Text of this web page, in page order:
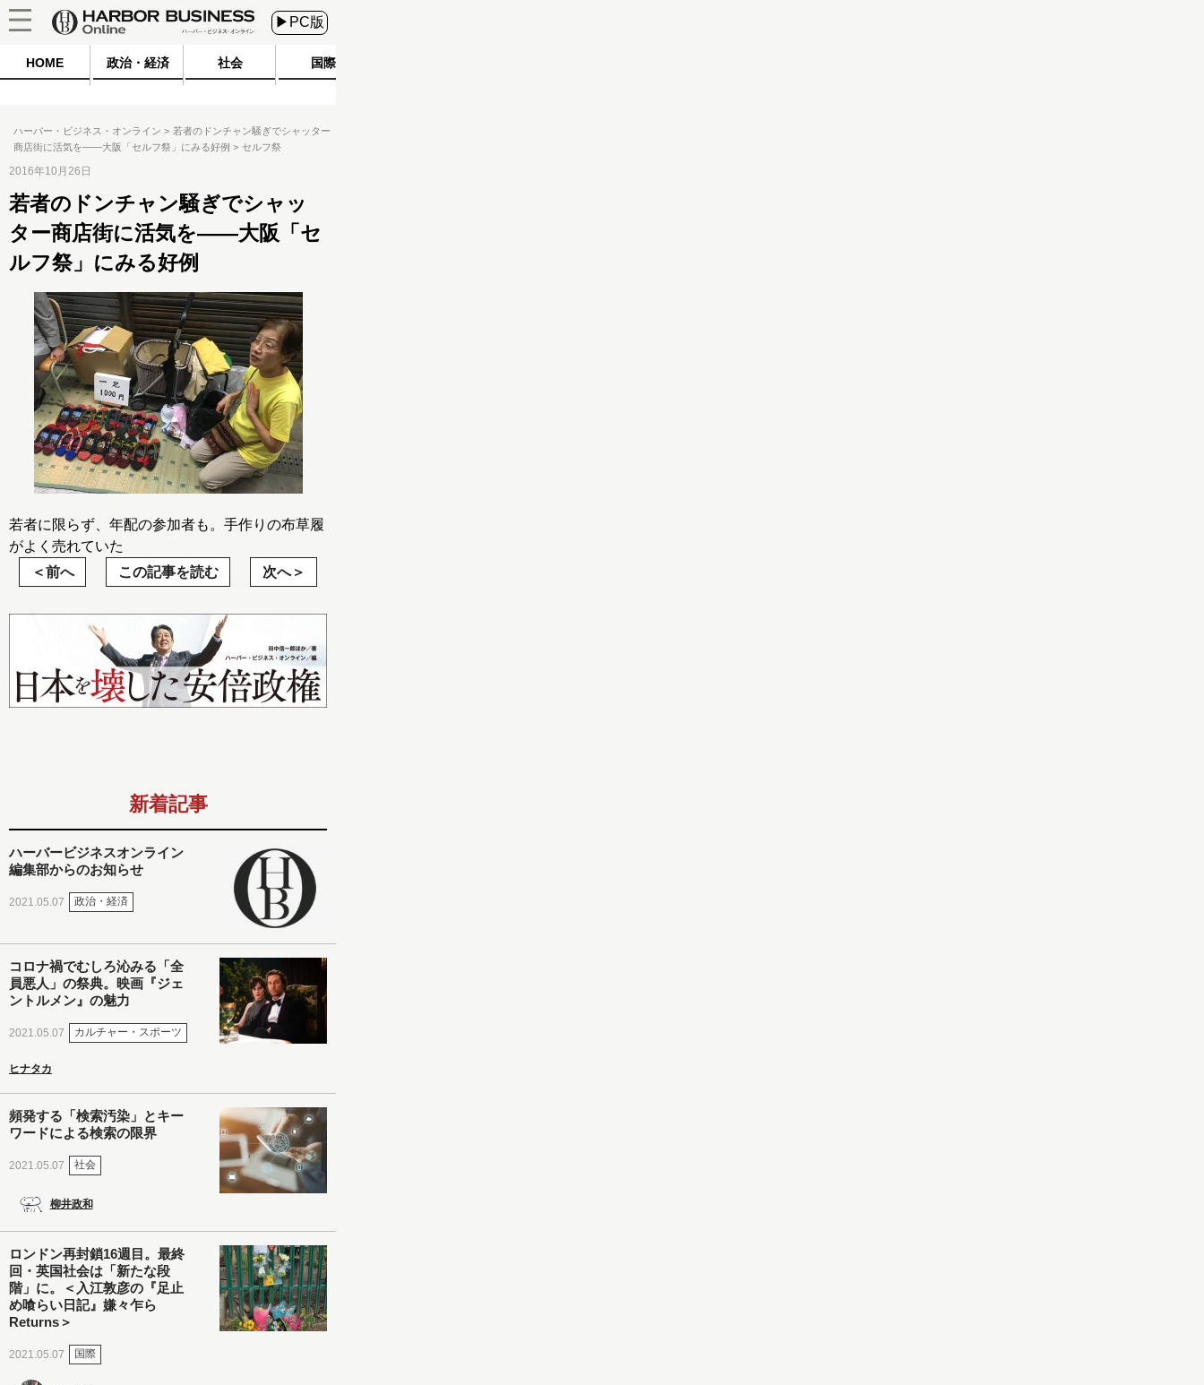
▶PC版
HOME 政治・経済 社会 国際
ハーバー・ビジネス・オンライン
若者のドンチャン騒ぎでシャッター
商店街に活気を――大阪「セルフ祭」にみる好例
セルフ祭
2016年10月26日
若者のドンチャン騒ぎでシャッ
ター商店街に活気を――大阪「セ
ルフ祭」にみる好例
若者に限らず、年配の参加者も。手作りの布草履
がよく売れていた
前へ
この記事を読む 次へ
新着記事
ハーバービジネスオンライン
編集部からのお知らせ
2021.05.07 政治・経済
コロナ禍でむしろ沁みる「全
員悪人」の祭典。映画『ジェ
ントルメン』の魅力
2021.05.07 カルチャー・スポーツ
ヒナタカ
頻発する「検索汚染」とキー
ワードによる検索の限界
2021.05.07 社会
柳井政和
ロンドン再封鎖16週目。最終
回・英国社会は「新たな段
階」に。＜入江敦彦の『足止
め喰らい日記』嫌々乍ら
Returns＞
2021.05.07 国際